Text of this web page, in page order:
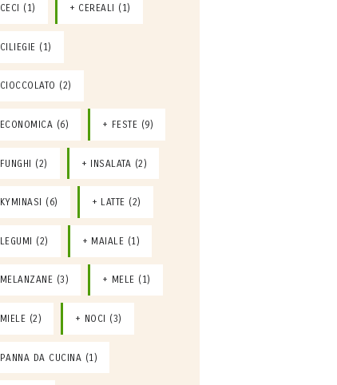
CECI (1) CEREALI (1)
CILIEGIE (1)
CIOCCOLATO (2)
ECONOMICA (6) FESTE (9)
FUNGHI (2) INSALATA (2)
KYMINASI (6) LATTE (2)
LEGUMI (2) MAIALE (1)
MELANZANE (3) MELE (1)
MIELE (2) NOCI (3)
PANNA DA CUCINA (1)